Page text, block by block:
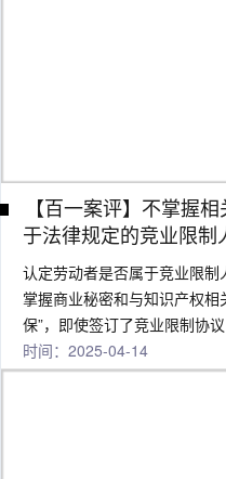
【百一案评】不掌握
于法律规定的竞业限制
认定劳动者是否属于竞业限
掌握商业秘密和与知识产权
保”，即使签订了竞业限制协
时间：2025-04-14